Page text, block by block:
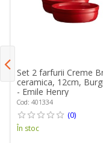
Set 2 farfurii Creme
ceramica, 12cm,
- Emile Henry
Cod: 401334
(0)
În stoc